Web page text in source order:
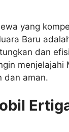
yang
Baru
dan
menjelajahi
dan aman.